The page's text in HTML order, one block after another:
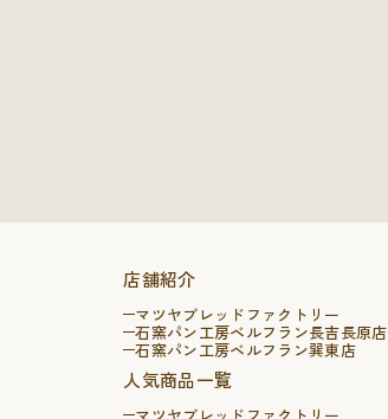
店舗紹介
マツヤブレッドファクトリー
石窯パン工房ベルフラン長吉長原店
石窯パン工房ベルフラン巽東店
人気商品一覧